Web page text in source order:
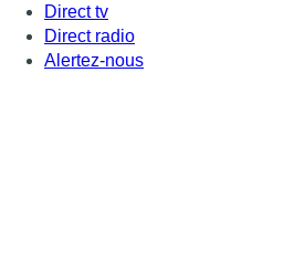
Direct tv
Direct radio
Alertez-nous